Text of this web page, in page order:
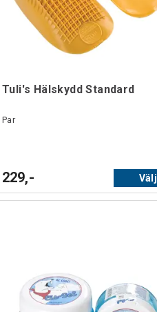
Tuli's Hälskydd Standard
Par
229,- Välj